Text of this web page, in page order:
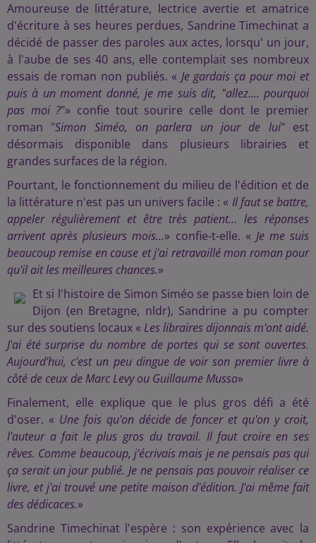
Amoureuse de littérature, lectrice avertie et amatrice
d'écriture à ses heures perdues, Sandrine Timechinat a
décidé de passer des paroles aux actes, lorsqu' un jour,
à l'aube de ses 40 ans, elle contemplait ses nombreux
essais de roman non publiés. « Je gardais ça pour moi et
puis à un moment donné, je me suis dit, "allez.... pourquoi
pas moi ?"» confie tout sourire celle dont le premier
roman "Simon Siméo, on parlera un jour de lui" est
désormais disponible dans plusieurs librairies et
grandes surfaces de la région.
Pourtant, le fonctionnement du milieu de l'édition et de
la littérature n'est pas un univers facile : « Il faut se battre,
appeler régulièrement et être très patient... les réponses
arrivent après plusieurs mois...» confie-t-elle. « Je me suis
beaucoup remise en cause et j'ai retravaillé mon roman pour
qu'il ait les meilleures chances.»
Et si l'histoire de Simon Siméo se passe bien loin de
Dijon (en Bretagne, nldr), Sandrine a pu compter
sur des soutiens locaux « Les libraires dijonnais m'ont aidé.
J'ai été surprise du nombre de portes qui se sont ouvertes.
Aujourd'hui, c'est un peu dingue de voir son premier livre à
côté de ceux de Marc Levy ou Guillaume Musso»
Finalement, elle explique que le plus gros défi a été
d'oser. « Une fois qu'on décide de foncer et qu'on y croit,
l'auteur a fait le plus gros du travail. Il faut croire en ses
rêves. Comme beaucoup, j'écrivais mais je ne pensais pas qui
ça serait un jour publié. Je ne pensais pas pouvoir réaliser ce
livre, et j'ai trouvé une petite maison d'édition. J'ai même fait
des dédicaces.»
Sandrine Timechinat l'espère : son expérience avec la